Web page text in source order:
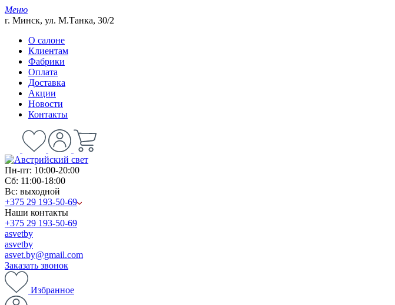
Меню
г. Минск, ул. М.Танка, 30/2
О салоне
Клиентам
Фабрики
Оплата
Доставка
Акции
Новости
Контакты
Пн-пт: 10:00-20:00
Сб: 11:00-18:00
Вс: выходной
+375 29 193-50-69
Наши контакты
+375 29 193-50-69
asvetby
asvetby
asvet.by@gmail.com
Заказать звонок
Избранное